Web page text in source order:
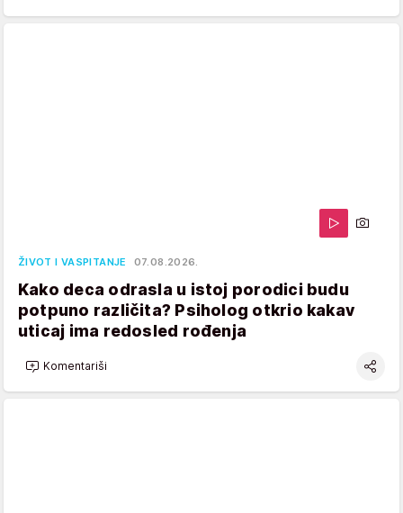
ŽIVOT I VASPITANJE 07.08.2026.
Kako deca odrasla u istoj porodici budu
potpuno različita? Psiholog otkrio kakav
uticaj ima redosled rođenja
Komentariši